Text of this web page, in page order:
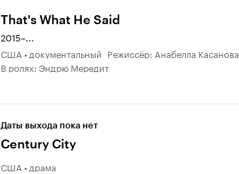
That's What He Said
2015–...
США • документальный Режиссёр: Анабелла Касанова
В ролях: Эндрю Мередит
Даты выхода пока нет
Century City
США • драма